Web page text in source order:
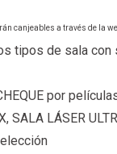
canjeables a través de la
tipos de sala con
por
SALA LÁSER